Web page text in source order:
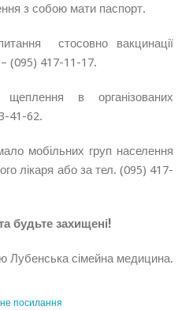
з собою мати паспорт.
стосовно вакцинації
(095) 417-11-17.
в організованих
41-62.
мобільних груп населення
лікаря або за тел. (095) 417-
будьте захищені!
Лубенська сімейна медицина.
посилання